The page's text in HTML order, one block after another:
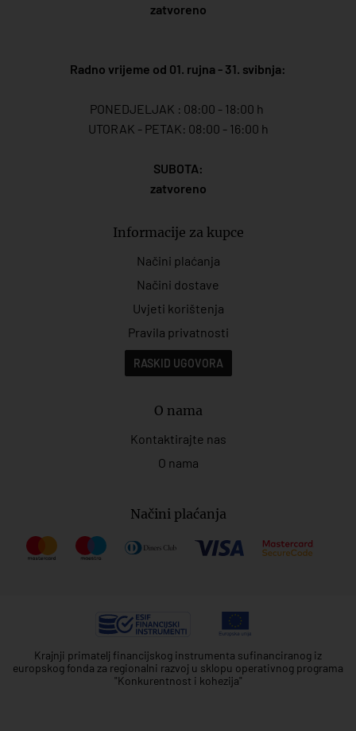
zatvoreno
Radno vrijeme od 01. rujna - 31. svibnja:
PONEDJELJAK : 08:00 - 18:00 h
UTORAK - PETAK: 08:00 - 16:00 h
SUBOTA:
zatvoreno
Informacije za kupce
Načini plaćanja
Načini dostave
Uvjeti korištenja
Pravila privatnosti
RASKID UGOVORA
O nama
Kontaktirajte nas
O nama
Načini plaćanja
Krajnji primatelj financijskog instrumenta sufinanciranog iz
europskog fonda za regionalni razvoj u sklopu operativnog programa
"Konkurentnost i kohezija"